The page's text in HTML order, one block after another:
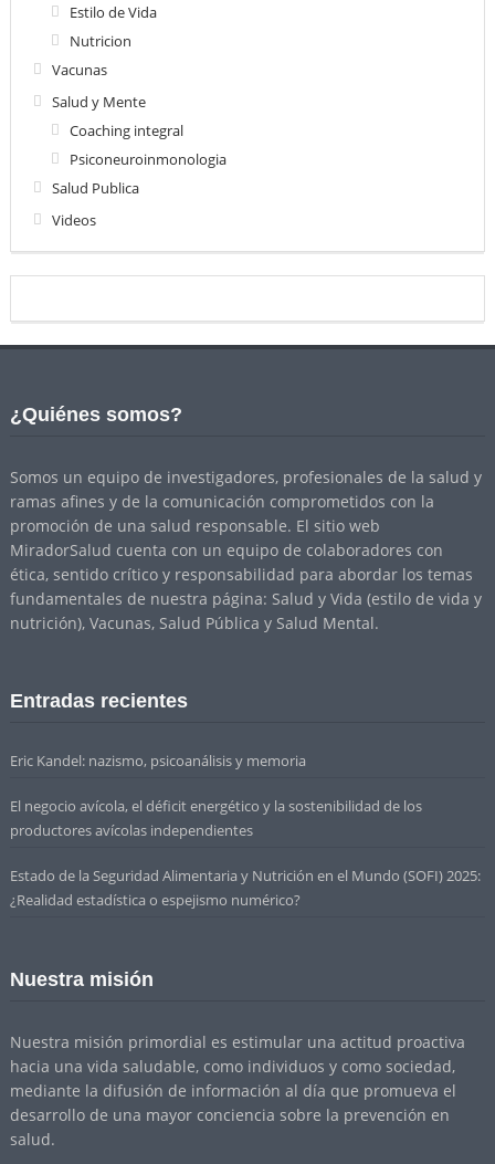
Estilo de Vida
Nutricion
Vacunas
Salud y Mente
Coaching integral
Psiconeuroinmonologia
Salud Publica
Videos
¿Quiénes somos?
Somos un equipo de investigadores, profesionales de la salud y
ramas afines y de la comunicación comprometidos con la
promoción de una salud responsable. El sitio web
MiradorSalud cuenta con un equipo de colaboradores con
ética, sentido crítico y responsabilidad para abordar los temas
fundamentales de nuestra página: Salud y Vida (estilo de vida y
nutrición), Vacunas, Salud Pública y Salud Mental.
Entradas recientes
Eric Kandel: nazismo, psicoanálisis y memoria
El negocio avícola, el déficit energético y la sostenibilidad de los
productores avícolas independientes
Estado de la Seguridad Alimentaria y Nutrición en el Mundo (SOFI) 2025:
¿Realidad estadística o espejismo numérico?
Nuestra misión
Nuestra misión primordial es estimular una actitud proactiva
hacia una vida saludable, como individuos y como sociedad,
mediante la difusión de información al día que promueva el
desarrollo de una mayor conciencia sobre la prevención en
salud.